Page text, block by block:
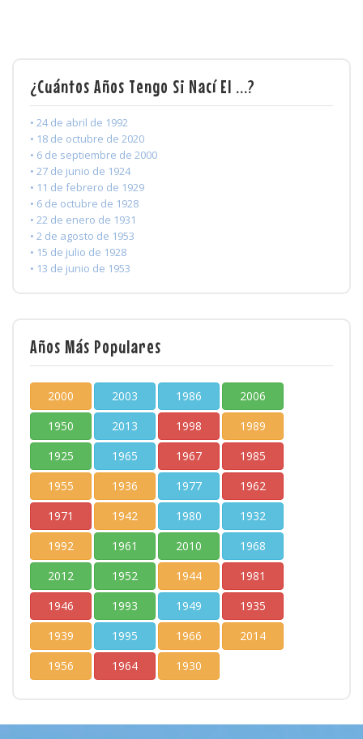
¿Cuántos Años Tengo Si Nací El ...?
• 24 de abril de 1992
• 18 de octubre de 2020
• 6 de septiembre de 2000
• 27 de junio de 1924
• 11 de febrero de 1929
• 6 de octubre de 1928
• 22 de enero de 1931
• 2 de agosto de 1953
• 15 de julio de 1928
• 13 de junio de 1953
Años Más Populares
2000 2003 1986
2006
1950
2013 1998
1989
1925
1965 1967
1985
1955
1936 1977
1962
1971
1942 1980
1932
1992
1961 2010
1968
2012
1952 1944
1981
1946
1993 1949
1935
1939
1995 1966
2014
1956
1964 1930